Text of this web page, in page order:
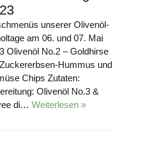
unserer Olivenöl-
am 06. und 07. Mai
Olivenöl No.2 – Goldhirse
Hummus und
Chips Zutaten:
Olivenöl No.3 &
di… Weiterlesen »